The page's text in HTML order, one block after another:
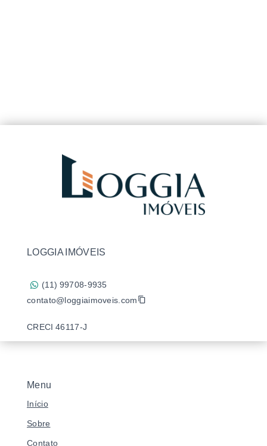
Menu
Início
Sobre
Contato
LOGGIA IMÓVEIS
(11) 99708-9935
contato@loggiaimoveis.com
CRECI 46117-J